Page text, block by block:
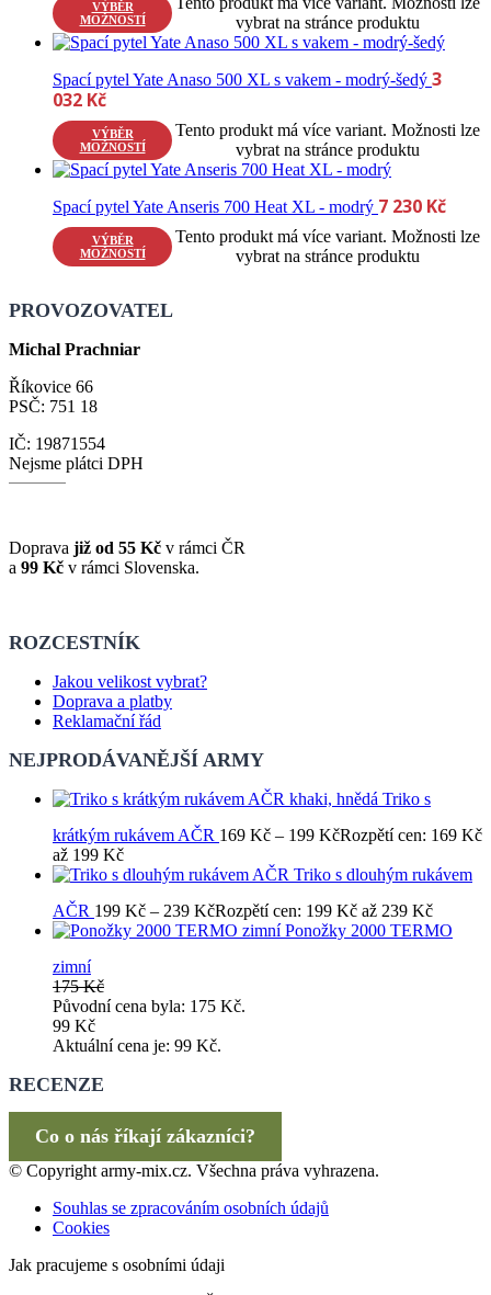
VÝBĚR
MOŽNOSTÍ
vybrat na stránce produktu
Spací pytel Yate Anaso 500 XL s vakem - modrý-šedý 3
032 Kč
VÝBĚR
MOŽNOSTÍ
Tento produkt má více variant. Možnosti lze
vybrat na stránce produktu
Spací pytel Yate Anseris 700 Heat XL - modrý 7 230 Kč
VÝBĚR
MOŽNOSTÍ
Tento produkt má více variant. Možnosti lze
vybrat na stránce produktu
PROVOZOVATEL
Michal Prachniar
Říkovice 66
PSČ: 751 18
IČ: 19871554
Nejsme plátci DPH
Doprava již od 55 Kč v rámci ČR
a 99 Kč v rámci Slovenska.
ROZCESTNÍK
Jakou velikost vybrat?
Doprava a platby
Reklamační řád
NEJPRODÁVANĚJŠÍ ARMY
Triko s
krátkým rukávem AČR 169 Kč – 199 KčRozpětí cen: 169 Kč
až 199 Kč
Triko s dlouhým rukávem
AČR 199 Kč – 239 KčRozpětí cen: 199 Kč až 239 Kč
Ponožky 2000 TERMO
zimní
175Kč
Původní cena byla: 175 Kč.
99 Kč
Aktuální cena je: 99 Kč.
RECENZE
Co o nás říkají zákazníci?
© Copyright army-mix.cz. Všechna práva vyhrazena.
Souhlas se zpracováním osobních údajů
Cookies
Jak pracujeme s osobními údaji